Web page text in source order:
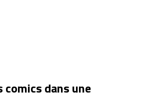
comics dans une